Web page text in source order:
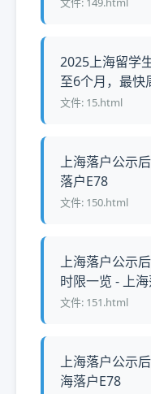
2025上海留学
至6个月，最快
文件: 15.html
上海落户公示
落户E78
文件: 150.html
上海落户公示
时限一览 - 上
文件: 151.html
上海落户公示
海落户E78